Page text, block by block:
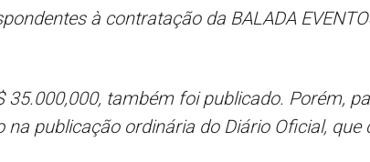
à contratação da BALADA
35.000,000, também foi publicado. Porém,
publicação ordinária do Diário Oficial,